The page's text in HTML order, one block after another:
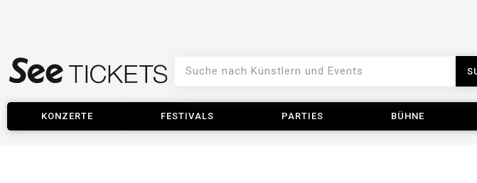
KONZERTE FESTIVALS PARTIES BÜHNE